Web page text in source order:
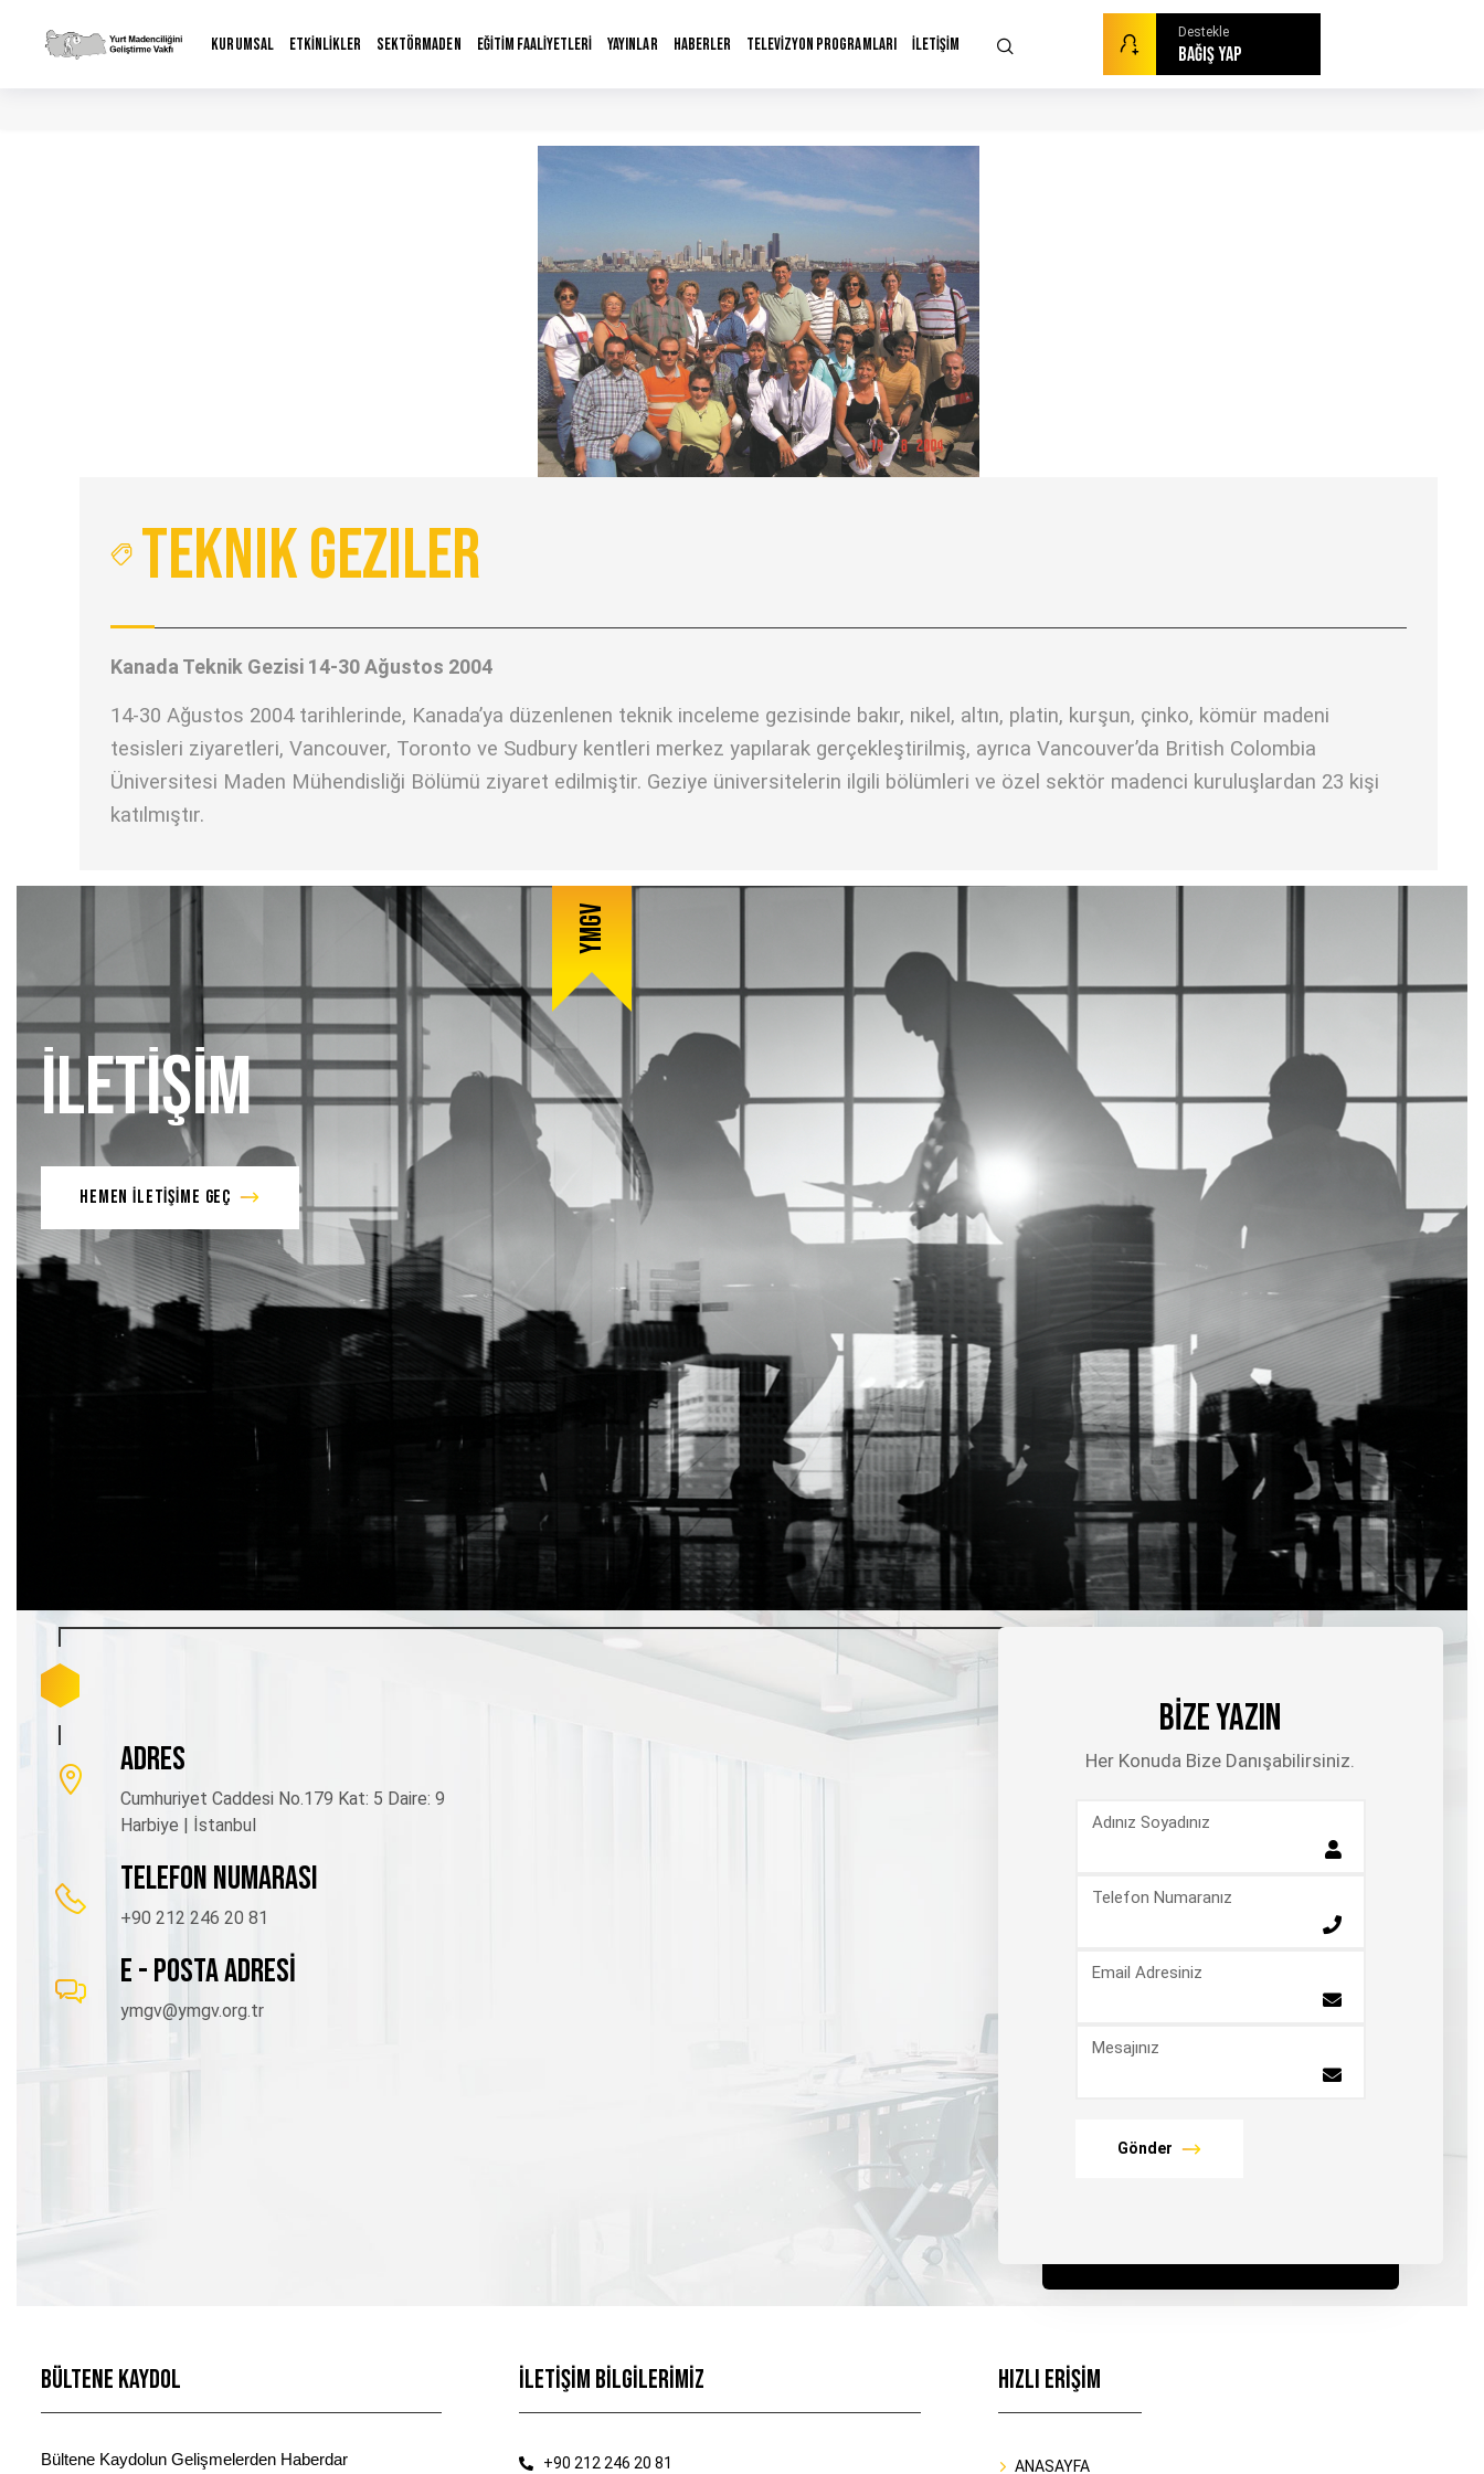
KURUMSAL ETKİNLİKLER SEKTÖRMADEN EĞİTİM FAALİYETLERİ YAYINLAR HABERLER TELEVİZYON PROGRAMLARI İLETİŞİM
Destekle
BAĞIŞ YAP
Teknik Geziler
Kanada Teknik Gezisi 14-30 Ağustos 2004
14-30 Ağustos 2004 tarihlerinde, Kanada’ya düzenlenen teknik inceleme gezisinde bakır, nikel, altın, platin, kurşun, çinko, kömür madeni
tesisleri ziyaretleri, Vancouver, Toronto ve Sudbury kentleri merkez yapılarak gerçekleştirilmiş, ayrıca Vancouver’da British Colombia
Üniversitesi Maden Mühendisliği Bölümü ziyaret edilmiştir. Geziye üniversitelerin ilgili bölümleri ve özel sektör madenci kuruluşlardan 23 kişi
katılmıştır.
YMGV
İLETİŞİM
HEMEN İLETİŞİME GEÇ
ADRES
Cumhuriyet Caddesi No.179 Kat: 5 Daire: 9
Harbiye | İstanbul
TELEFON NUMARASI
+90 212 246 20 81
E - POSTA ADRESİ
ymgv@ymgv.org.tr
BİZE YAZIN
Her Konuda Bize Danışabilirsiniz.
Adınız Soyadınız
Telefon Numaranız
Email Adresiniz
Mesajınız
Gönder
Bültene Kaydol
Bültene Kaydolun Gelişmelerden Haberdar
İLETİŞİM BİLGİLERİMİZ
+90 212 246 20 81
HIZLI ERİŞİM
ANASAYFA